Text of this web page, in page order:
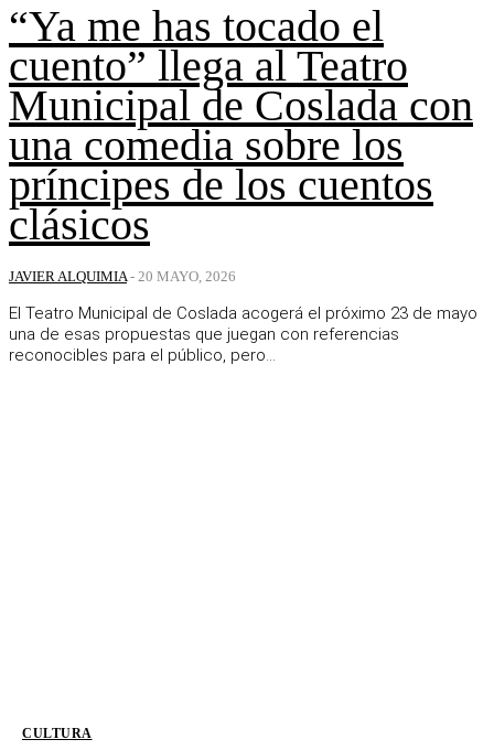
“Ya me has tocado el
cuento” llega al Teatro
Municipal de Coslada con
una comedia sobre los
príncipes de los cuentos
clásicos
JAVIER ALQUIMIA - 20 MAYO, 2026
El Teatro Municipal de Coslada acogerá el próximo 23 de mayo
una de esas propuestas que juegan con referencias
reconocibles para el público, pero...
CULTURA